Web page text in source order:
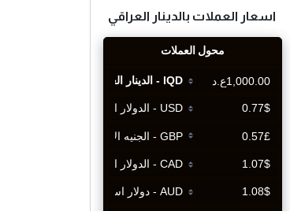
اسعار العملات بالدينار العراقي